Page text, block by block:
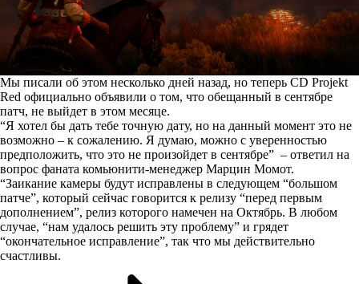
Мы писали об этом несколько дней назад, но теперь CD Projekt
Red официально объявили о том, что обещанный в сентябре
патч, не выйдет в этом месяце.
“Я хотел бы дать тебе точную дату, но на данный момент это не
возможно – к сожалению. Я думаю, можно с уверенностью
предположить, что это не произойдет в сентябре” – ответил на
вопрос фаната комьюнити-менеджер Марцин Момот.
“Заикание камеры будут исправлены в следующем “большом
патче”, который сейчас говорится к релизу “перед первым
дополнением”, релиз которого намечен на Октябрь. В любом
случае, “нам удалось решить эту проблему” и грядет
“окончательное исправление”, так что мы действительно
счастливы.